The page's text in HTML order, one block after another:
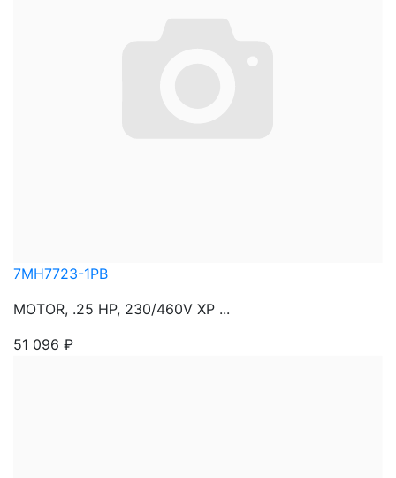
7MH7723-1PB
MOTOR, .25 HP, 230/460V XP ...
51 096 ₽